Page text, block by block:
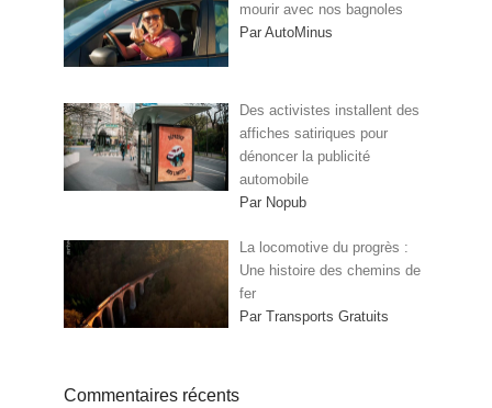
mourir avec nos bagnoles
Par AutoMinus
Des activistes installent des
affiches satiriques pour
dénoncer la publicité
automobile
Par Nopub
La locomotive du progrès :
Une histoire des chemins de
fer
Par Transports Gratuits
Commentaires récents